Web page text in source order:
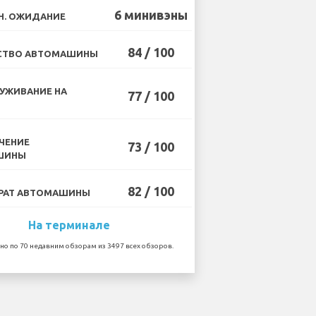
ОЖИДАНИЕ 6 минивэны
АВТОМАШИНЫ 84 / 100
НА
77 / 100
73 / 100
АВТОМАШИНЫ 82 / 100
На терминале
по 70 недавним обзорам из 3497 всех обзоров.